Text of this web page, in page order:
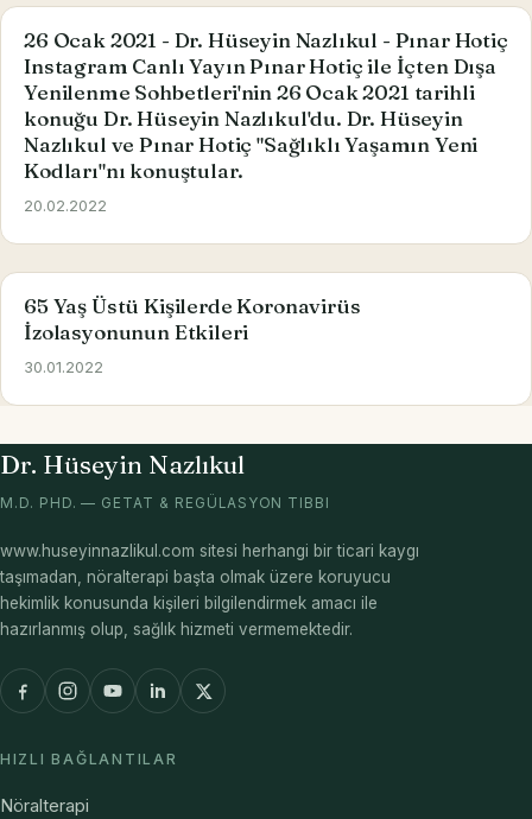
26 Ocak 2021 - Dr. Hüseyin Nazlıkul - Pınar Hotiç
Instagram Canlı Yayın Pınar Hotiç ile İçten Dışa
Yenilenme Sohbetleri'nin 26 Ocak 2021 tarihli
konuğu Dr. Hüseyin Nazlıkul'du. Dr. Hüseyin
Nazlıkul ve Pınar Hotiç "Sağlıklı Yaşamın Yeni
Kodları"nı konuştular.
20.02.2022
65 Yaş Üstü Kişilerde Koronavirüs
İzolasyonunun Etkileri
30.01.2022
Dr. Hüseyin Nazlıkul
M.D. PHD. — GETAT & REGÜLASYON TIBBI
www.huseyinnazlikul.com sitesi herhangi bir ticari kaygı
taşımadan, nöralterapi başta olmak üzere koruyucu
hekimlik konusunda kişileri bilgilendirmek amacı ile
hazırlanmış olup, sağlık hizmeti vermemektedir.
HIZLI BAĞLANTILAR
Nöralterapi